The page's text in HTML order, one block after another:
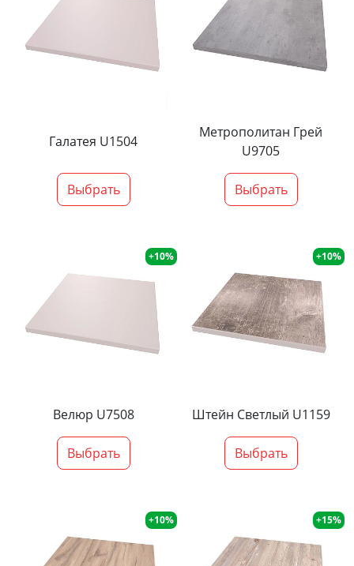
Галатея U1504
Выбрать
Метрополитан Грей
U9705
Выбрать
+10%
Велюр U7508
Выбрать
+10%
Штейн Светлый U1159
Выбрать
+10% +15%